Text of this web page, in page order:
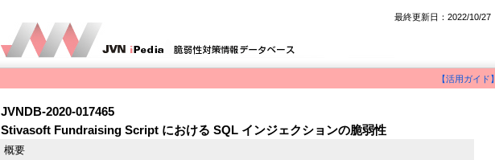
最終更新日：2022/10/27
【活用ガイド】
JVNDB-2020-017465
Stivasoft Fundraising Script における SQL インジェクションの脆弱性
概要